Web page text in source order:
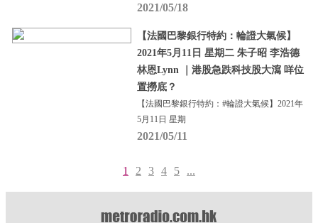
2021/05/18
【法國巴黎銀行特約：輪證大氣候】
2021年5月11日 星期二 朱子昭 李浩德
林恩Lynn ｜港股急跌科技股大瀉 咩位
置撈底？
【法國巴黎銀行特約：#輪證大氣候】2021年
5月11日 星期
2021/05/11
1 2 3 4 5 ...